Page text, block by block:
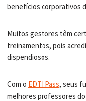
benefícios corporativos
Muitos gestores têm
treinamentos, pois
dispendiosos.
Com o EDTI Pass, seus
melhores professores